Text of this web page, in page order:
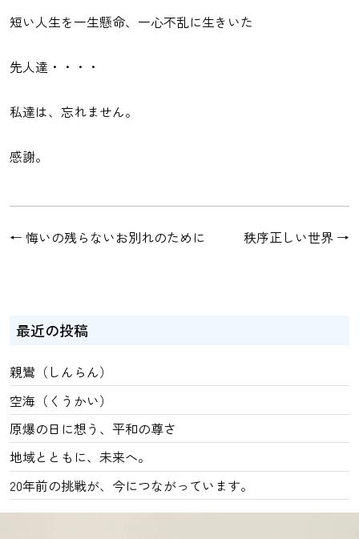
短い人生を一生懸命、一心不乱に生きいた
先人達・・・・
私達は、忘れません。
感謝。
← 悔いの残らないお別れのために 秩序正しい世界 →
最近の投稿
親鸞（しんらん）
空海（くうかい）
原爆の日に想う、平和の尊さ
地域とともに、未来へ。
20年前の挑戦が、今につながっています。